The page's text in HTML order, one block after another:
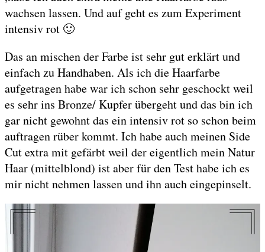
wachsen lassen. Und auf geht es zum Experiment
intensiv rot 🙂
Das an mischen der Farbe ist sehr gut erklärt und
einfach zu Handhaben. Als ich die Haarfarbe
aufgetragen habe war ich schon sehr geschockt weil
es sehr ins Bronze/ Kupfer übergeht und das bin ich
gar nicht gewohnt das ein intensiv rot so schon beim
auftragen rüber kommt. Ich habe auch meinen Side
Cut extra mit gefärbt weil der eigentlich mein Natur
Haar (mittelblond) ist aber für den Test habe ich es
mir nicht nehmen lassen und ihn auch eingepinselt.